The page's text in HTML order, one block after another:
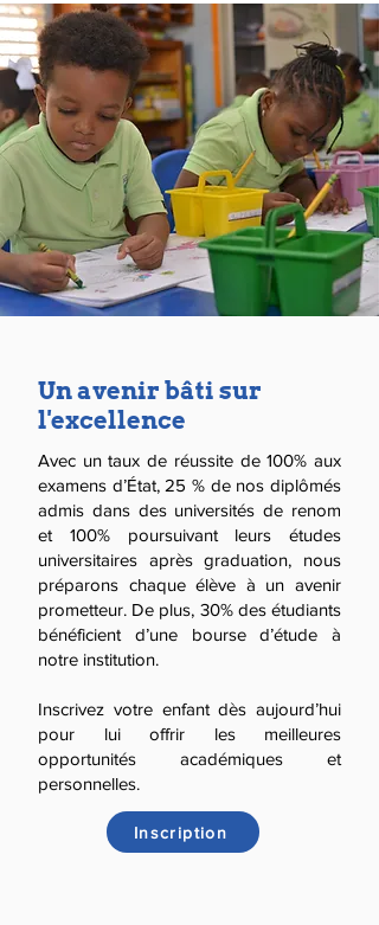
Un avenir bâti sur
l'excellence
Avec un taux de réussite de 100% aux
examens d’État, 25 % de nos diplômés
admis dans des universités de renom
et 100% poursuivant leurs études
universitaires après graduation, nous
préparons chaque élève à un avenir
prometteur. De plus, 30% des étudiants
bénéficient d’une bourse d’étude à
notre institution.
Inscrivez votre enfant dès aujourd’hui
pour lui offrir les meilleures
opportunités académiques et
personnelles.
Inscription